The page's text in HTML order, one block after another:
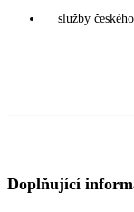
služby
Doplňující